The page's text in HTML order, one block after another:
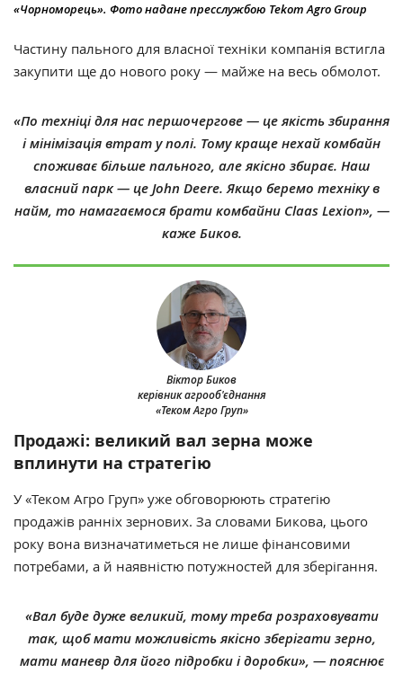
«Чорноморець». Фото надане пресслужбою Tekom Agro Group
Частину пального для власної техніки компанія встигла
закупити ще до нового року — майже на весь обмолот.
Віктор Биков
керівник агрооб'єднання
«Теком Агро Груп»
«По техніці для нас першочергове — це якість збирання
і мінімізація втрат у полі. Тому краще нехай комбайн
споживає більше пального, але якісно збирає. Наш
власний парк — це John Deere. Якщо беремо техніку в
найм, то намагаємося брати комбайни Claas Lexion», —
каже Биков.
Продажі: великий вал зерна може
вплинути на стратегію
У «Теком Агро Груп» уже обговорюють стратегію
продажів ранніх зернових. За словами Бикова, цього
року вона визначатиметься не лише фінансовими
потребами, а й наявністю потужностей для зберігання.
«Вал буде дуже великий, тому треба розраховувати
так, щоб мати можливість якісно зберігати зерно,
мати маневр для його підробки і доробки», — пояснює